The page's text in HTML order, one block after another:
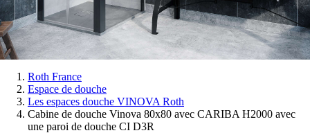
Vous
êtes
Roth France
Espace de douche
Les espaces douche VINOVA Roth
Cabine de douche Vinova 80x80 avec CARIBA H2000 avec
une paroi de douche CI D3R